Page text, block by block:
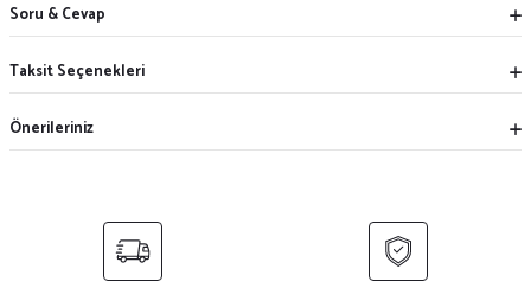
Soru & Cevap
Taksit Seçenekleri
Önerileriniz